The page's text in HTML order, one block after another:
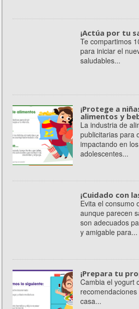
¡Actúa por tu
Te compartimos
para iniciar el
saludables...
¡Protege a
alimentos y
La industria de
publicitarias para
impactando en
adolescentes...
¡Cuidado con
Evita el consumo
aunque parecen
son adecuados
y amigable para...
¡Prepara tu
Cambia el yogurt
casa...